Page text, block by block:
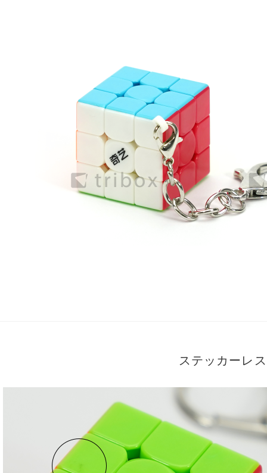
ステッカーレ